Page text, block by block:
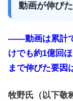
動画が伸び
――動画は累計
けでも約1億回
まで伸びた要因
牧野氏（以下敬